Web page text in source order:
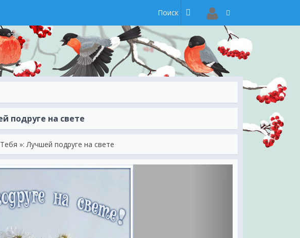
подруге на свете
»: Лучшей подруге на свете